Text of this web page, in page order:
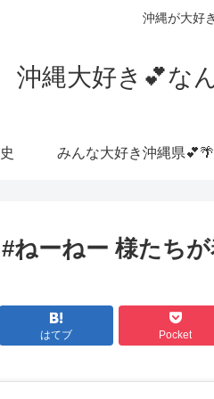
沖縄が大好
沖縄大好き💕な
みんな大好き沖縄県💕🌴
ねーねー 様たち
はてブ Pocket